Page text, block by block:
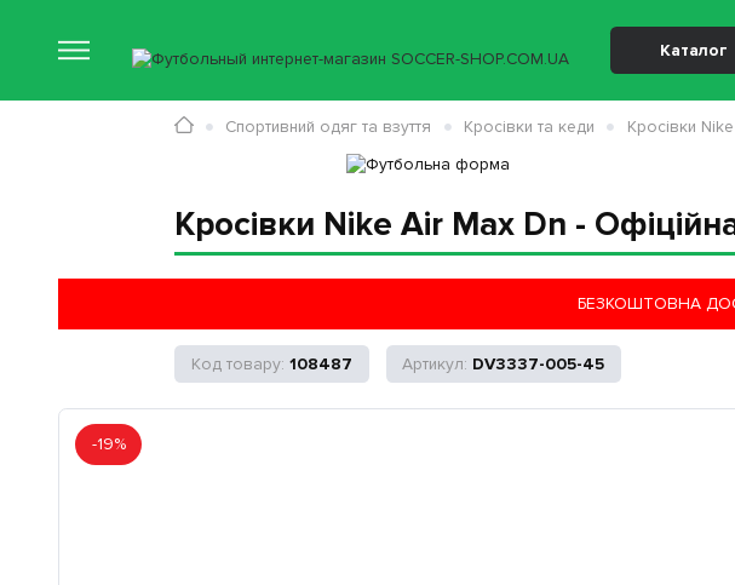
Кросівки Nike Air Max Dn -
БЕЗКОШТОВНА
108487 DV3337-005-45
-19%
Каталог
Спортивний одяг та взуття Кросівки та кеди Кросівки